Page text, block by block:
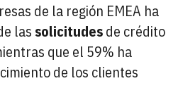
de la región EMEA ha
las solicitudesde crédito
que el 59% ha
de los clientes